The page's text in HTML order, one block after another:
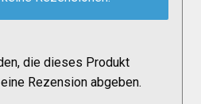
die dieses Produkt
Rezension abgeben.